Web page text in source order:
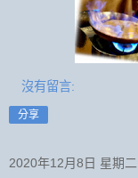
沒有留言:
分享
2020年12月8日 星期二